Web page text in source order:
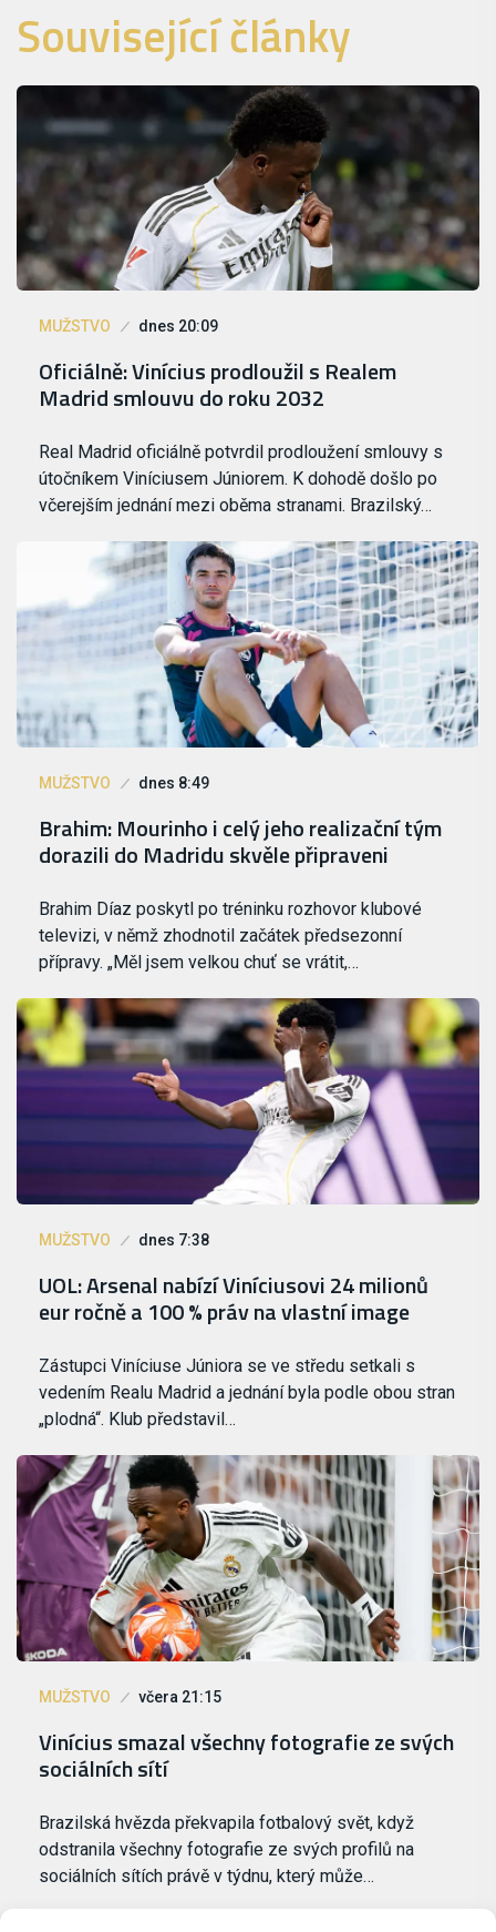
Související články
MUŽSTVO dnes 20:09
Oficiálně: Vinícius prodloužil s Realem
Madrid smlouvu do roku 2032
Real Madrid oficiálně potvrdil prodloužení smlouvy s
útočníkem Viníciusem Júniorem. K dohodě došlo po
včerejším jednání mezi oběma stranami. Brazilský…
MUŽSTVO dnes 8:49
Brahim: Mourinho i celý jeho realizační tým
dorazili do Madridu skvěle připraveni
Brahim Díaz poskytl po tréninku rozhovor klubové
televizi, v němž zhodnotil začátek předsezonní
přípravy. „Měl jsem velkou chuť se vrátit,…
MUŽSTVO dnes 7:38
UOL: Arsenal nabízí Viníciusovi 24 milionů
eur ročně a 100 % práv na vlastní image
Zástupci Viníciuse Júniora se ve středu setkali s
vedením Realu Madrid a jednání byla podle obou stran
„plodná“. Klub představil…
MUŽSTVO včera 21:15
Vinícius smazal všechny fotografie ze svých
sociálních sítí
Brazilská hvězda překvapila fotbalový svět, když
odstranila všechny fotografie ze svých profilů na
sociálních sítích právě v týdnu, který může…